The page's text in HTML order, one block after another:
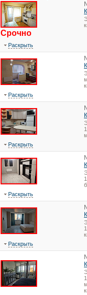
Срочно
Раскрыть
Раскрыть
Раскрыть
Раскрыть
Раскрыть